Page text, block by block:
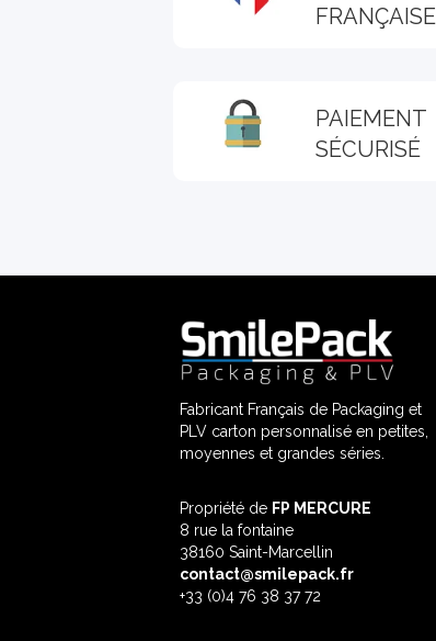
FRANÇAISE
PAIEMENT
SÉCURISÉ
Fabricant Français de Packaging et
PLV carton personnalisé en petites,
moyennes et grandes séries.
Propriété de FP MERCURE
8 rue la fontaine
38160 Saint-Marcellin
contact@smilepack.fr
+33 (0)4 76 38 37 72